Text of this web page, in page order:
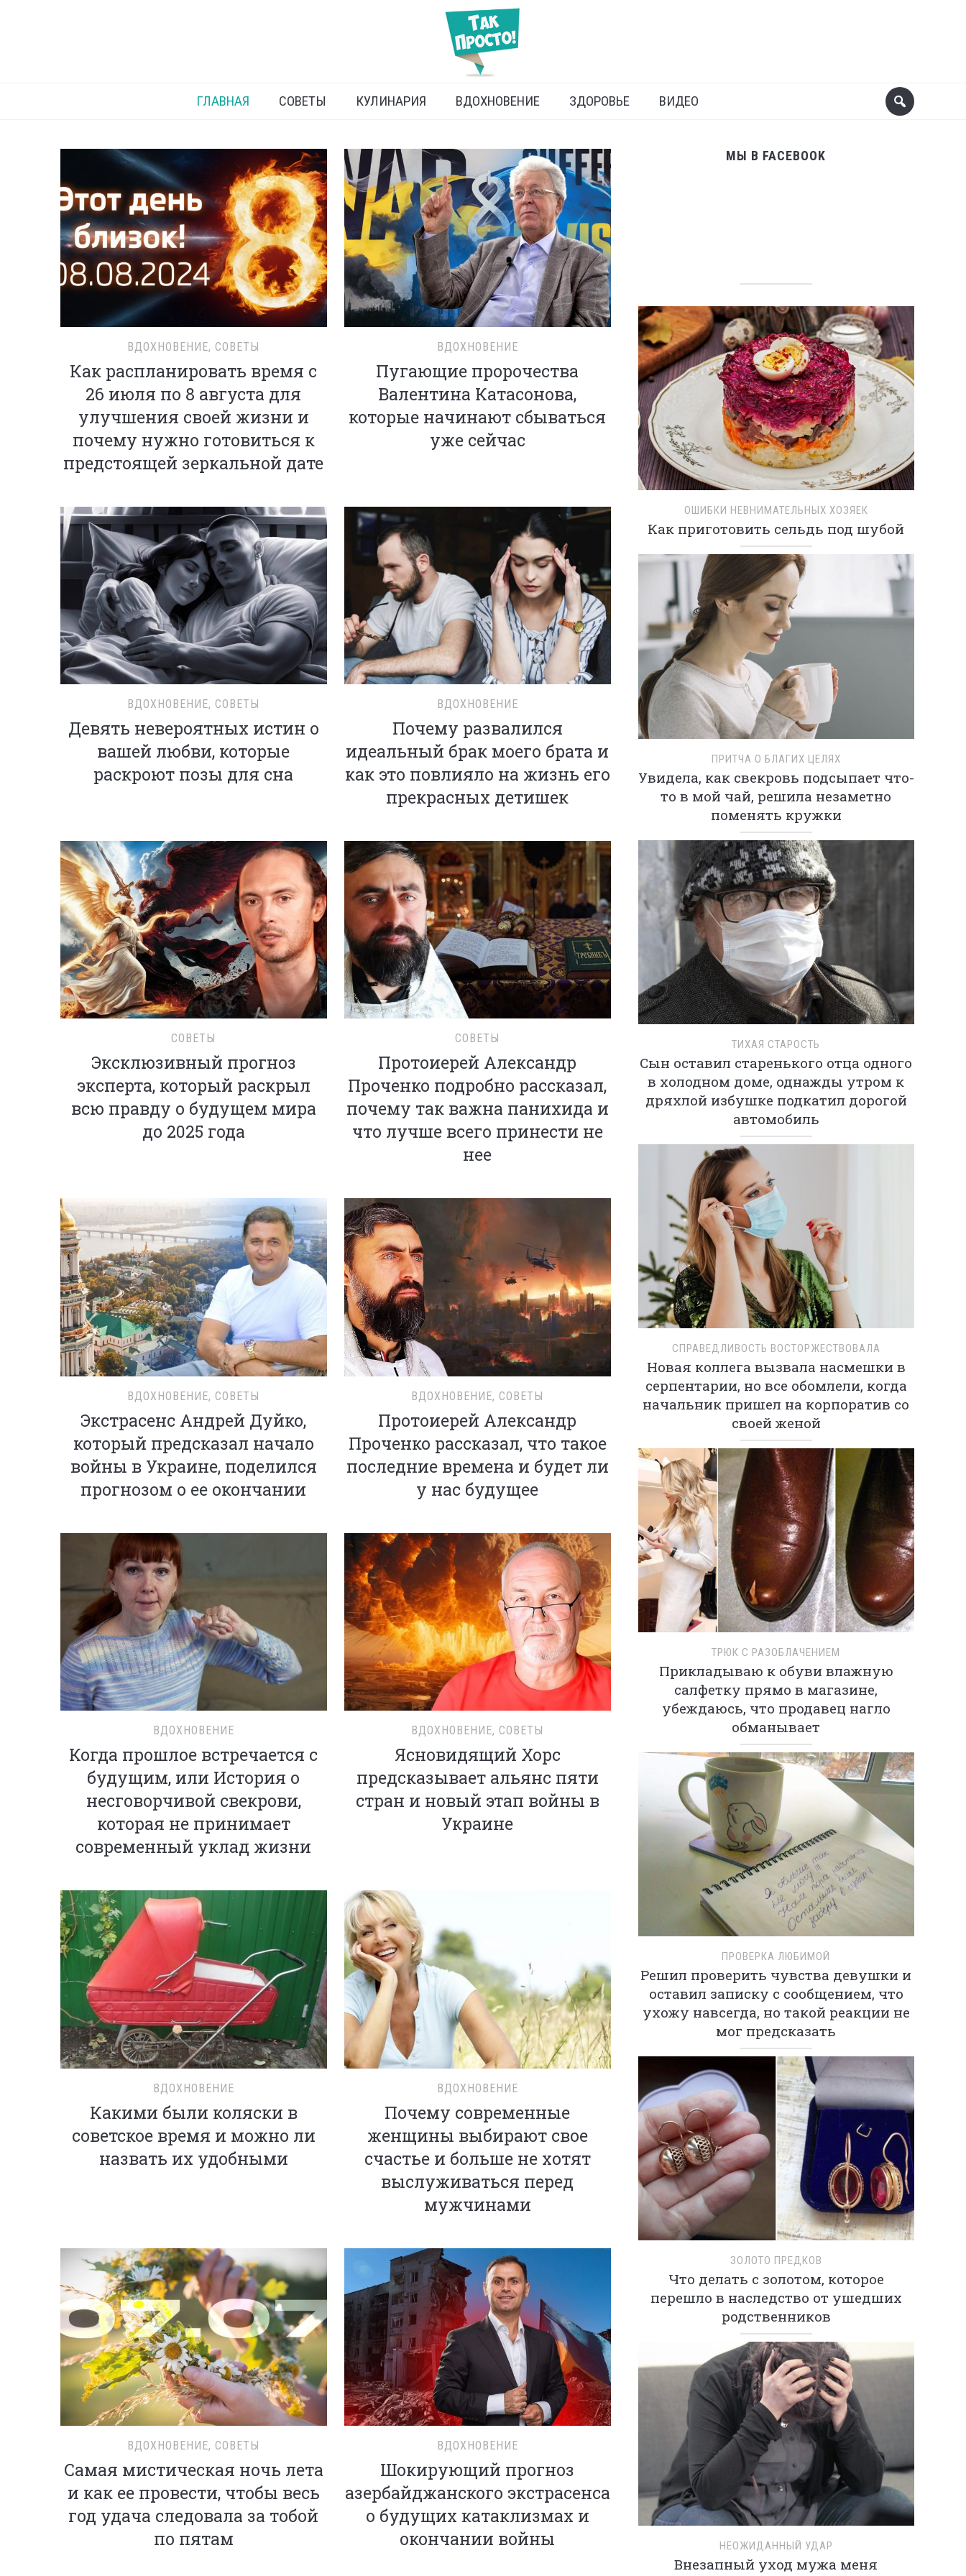
ГЛАВНАЯ СОВЕТЫ КУЛИНАРИЯ ВДОХНОВЕНИЕ ЗДОРОВЬЕ ВИДЕО
ВДОХНОВЕНИЕ, СОВЕТЫ
Как распланировать время с
26 июля по 8 августа для
улучшения своей жизни и
почему нужно готовиться к
предстоящей зеркальной дате
ВДОХНОВЕНИЕ
Пугающие пророчества
Валентина Катасонова,
которые начинают сбываться
уже сейчас
ВДОХНОВЕНИЕ, СОВЕТЫ
Девять невероятных истин о
вашей любви, которые
раскроют позы для сна
ВДОХНОВЕНИЕ
Почему развалился
идеальный брак моего брата и
как это повлияло на жизнь его
прекрасных детишек
СОВЕТЫ
Эксклюзивный прогноз
эксперта, который раскрыл
всю правду о будущем мира
до 2025 года
СОВЕТЫ
Протоиерей Александр
Проченко подробно рассказал,
почему так важна панихида и
что лучше всего принести не
нее
ВДОХНОВЕНИЕ, СОВЕТЫ
Экстрасенс Андрей Дуйко,
который предсказал начало
войны в Украине, поделился
прогнозом о ее окончании
ВДОХНОВЕНИЕ, СОВЕТЫ
Протоиерей Александр
Проченко рассказал, что такое
последние времена и будет ли
у нас будущее
ВДОХНОВЕНИЕ
Когда прошлое встречается с
будущим, или История о
несговорчивой свекрови,
которая не принимает
современный уклад жизни
ВДОХНОВЕНИЕ, СОВЕТЫ
Ясновидящий Хорс
предсказывает альянс пяти
стран и новый этап войны в
Украине
ВДОХНОВЕНИЕ
Какими были коляски в
советское время и можно ли
назвать их удобными
ВДОХНОВЕНИЕ
Почему современные
женщины выбирают свое
счастье и больше не хотят
выслуживаться перед
мужчинами
ВДОХНОВЕНИЕ, СОВЕТЫ
Самая мистическая ночь лета
и как ее провести, чтобы весь
год удача следовала за тобой
по пятам
ВДОХНОВЕНИЕ
Шокирующий прогноз
азербайджанского экстрасенса
о будущих катаклизмах и
окончании войны
МЫ В FACEBOOK
ОШИБКИ НЕВНИМАТЕЛЬНЫХ ХОЗЯЕК
Как приготовить сельдь под шубой
ПРИТЧА О БЛАГИХ ЦЕЛЯХ
Увидела, как свекровь подсыпает что-
то в мой чай, решила незаметно
поменять кружки
ТИХАЯ СТАРОСТЬ
Сын оставил старенького отца одного
в холодном доме, однажды утром к
дряхлой избушке подкатил дорогой
автомобиль
СПРАВЕДЛИВОСТЬ ВОСТОРЖЕСТВОВАЛА
Новая коллега вызвала насмешки в
серпентарии, но все обомлели, когда
начальник пришел на корпоратив со
своей женой
ТРЮК С РАЗОБЛАЧЕНИЕМ
Прикладываю к обуви влажную
салфетку прямо в магазине,
убеждаюсь, что продавец нагло
обманывает
ПРОВЕРКА ЛЮБИМОЙ
Решил проверить чувства девушки и
оставил записку с сообщением, что
ухожу навсегда, но такой реакции не
мог предсказать
ЗОЛОТО ПРЕДКОВ
Что делать с золотом, которое
перешло в наследство от ушедших
родственников
НЕОЖИДАННЫЙ УДАР
Внезапный уход мужа меня